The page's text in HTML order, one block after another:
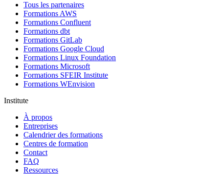
Tous les partenaires
Formations AWS
Formations Confluent
Formations dbt
Formations GitLab
Formations Google Cloud
Formations Linux Foundation
Formations Microsoft
Formations SFEIR Institute
Formations WEnvision
Institute
À propos
Entreprises
Calendrier des formations
Centres de formation
Contact
FAQ
Ressources